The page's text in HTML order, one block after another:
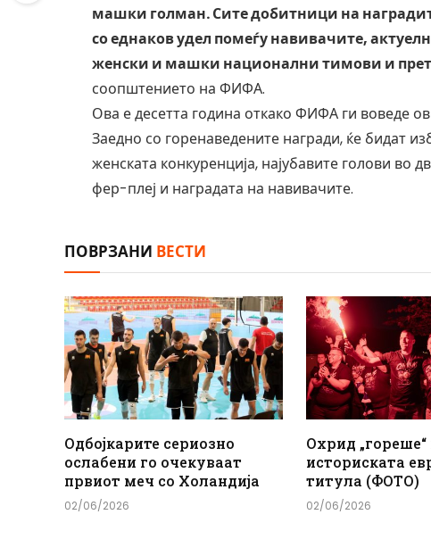
машки голман. Сите добитници на
со еднаков удел помеѓу навивачите,
женски и машки национални тимови и
соопштението на ФИФА.
Ова е десетта година откако ФИФА ги воведе
Заедно со горенаведените награди, ќе бидат
женската конкуренција, најубавите голови во
фер-плеј и наградата на навивачите.
ПОВРЗАНИ ВЕСТИ
Одбојкарите сериозно
ослабени го очекуваат
првиот меч со Холандија
02/06/2026
Охрид
историската
титула (ФОТО)
02/06/2026